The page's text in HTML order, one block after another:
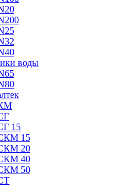
воды
15
15
20
40
50